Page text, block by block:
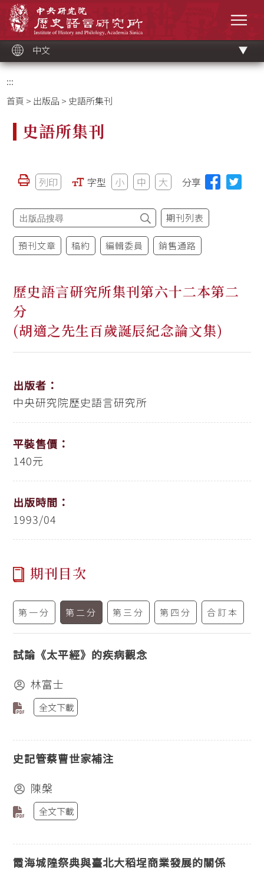
中文
:::
首頁 > 出版品 > 史語所集刊
史語所集刊
列印 字型 小 中 大 分享
期刊列表
預刊文章 稿約 編輯委員 銷售通路
歷史語言研究所集刊第六十二本第二
分
(胡適之先生百歲誕辰紀念論文集)
出版者：
中央研究院歷史語言研究所
平裝售價：
140元
出版時間：
1993/04
期刊目次
第一分 第二分 第三分 第四分 合訂本
試論《太平經》的疾病觀念
林富士
全文下載
史記管蔡曹世家補注
陳槃
全文下載
霞海城隍祭典與臺北大稻埕商業發展的關係